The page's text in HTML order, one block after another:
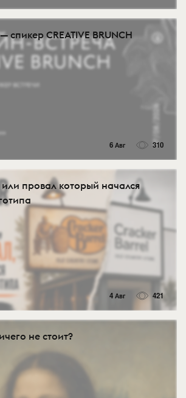
спикер CREATIVE BRUNCH
6 Авг 310
провал который начался
4 Авг 421
не стоит?